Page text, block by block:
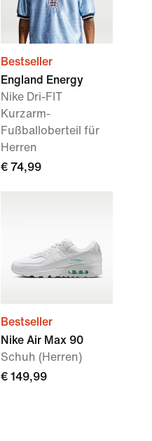
Bestseller
England Energy
Nike Dri-FIT
Kurzarm-
Fußballoberteil für
Herren
€ 74,99
Bestseller
Nike Air Max 90
Schuh (Herren)
€ 149,99